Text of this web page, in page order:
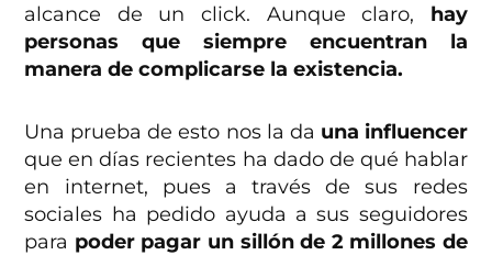
alcance de un click. Aunque claro, hay
personas que siempre encuentran la
manera de complicarse la existencia.
Una prueba de esto nos la da una influencer
que en días recientes ha dado de qué hablar
en internet, pues a través de sus redes
sociales ha pedido ayuda a sus seguidores
para poder pagar un sillón de 2 millones de